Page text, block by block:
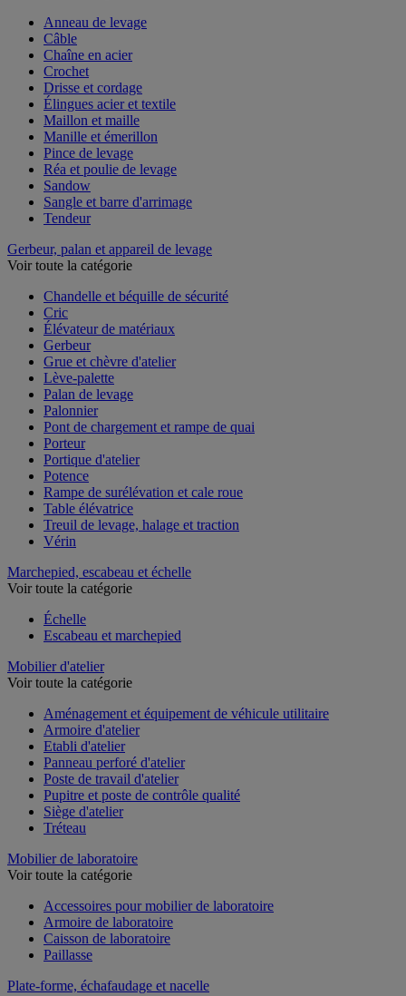
Anneau de levage
Câble
Chaîne en acier
Crochet
Drisse et cordage
Élingues acier et textile
Maillon et maille
Manille et émerillon
Pince de levage
Réa et poulie de levage
Sandow
Sangle et barre d'arrimage
Tendeur
Gerbeur, palan et appareil de levage
Voir toute la catégorie
Chandelle et béquille de sécurité
Cric
Élévateur de matériaux
Gerbeur
Grue et chèvre d'atelier
Lève-palette
Palan de levage
Palonnier
Pont de chargement et rampe de quai
Porteur
Portique d'atelier
Potence
Rampe de surélévation et cale roue
Table élévatrice
Treuil de levage, halage et traction
Vérin
Marchepied, escabeau et échelle
Voir toute la catégorie
Échelle
Escabeau et marchepied
Mobilier d'atelier
Voir toute la catégorie
Aménagement et équipement de véhicule utilitaire
Armoire d'atelier
Etabli d'atelier
Panneau perforé d'atelier
Poste de travail d'atelier
Pupitre et poste de contrôle qualité
Siège d'atelier
Tréteau
Mobilier de laboratoire
Voir toute la catégorie
Accessoires pour mobilier de laboratoire
Armoire de laboratoire
Caisson de laboratoire
Paillasse
Plate-forme, échafaudage et nacelle